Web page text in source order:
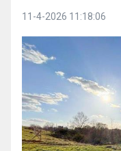
11-4-2026 11:18:06